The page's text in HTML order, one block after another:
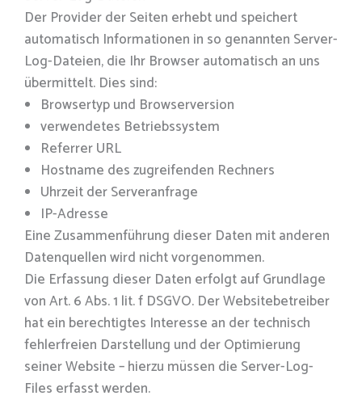
Der Provider der Seiten erhebt und speichert
automatisch Informationen in so genannten Server-
Log-Dateien, die Ihr Browser automatisch an uns
übermittelt. Dies sind:
Browsertyp und Browserversion
verwendetes Betriebssystem
Referrer URL
Hostname des zugreifenden Rechners
Uhrzeit der Serveranfrage
IP-Adresse
Eine Zusammenführung dieser Daten mit anderen
Datenquellen wird nicht vorgenommen.
Die Erfassung dieser Daten erfolgt auf Grundlage
von Art. 6 Abs. 1 lit. f DSGVO. Der Websitebetreiber
hat ein berechtigtes Interesse an der technisch
fehlerfreien Darstellung und der Optimierung
seiner Website – hierzu müssen die Server-Log-
Files erfasst werden.